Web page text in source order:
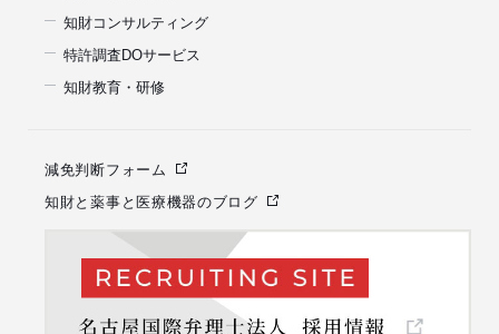
知財コンサルティング
特許調査DOサービス
知財教育・研修
減免判断フォーム
知財と薬事と医療機器のブログ